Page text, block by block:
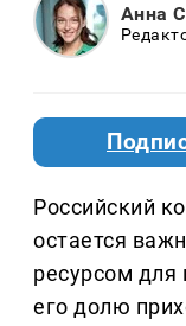
Анна
Российский
остается
ресурсом для
его долю